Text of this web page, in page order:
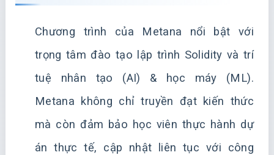
Chương trình của Metana nổi bật với
trọng tâm đào tạo lập trình Solidity và trí
tuệ nhân tạo (AI) & học máy (ML).
Metana không chỉ truyền đạt kiến thức
mà còn đảm bảo học viên thực hành dự
án thực tế, cập nhật liên tục với công